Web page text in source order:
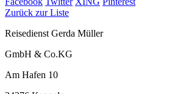
Zurück zur Liste
Reisedienst Gerda Müller
GmbH & Co.KG
Am Hafen 10